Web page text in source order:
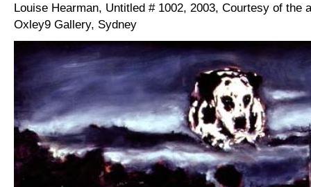
Louise Hearman, Untitled # 1002, 2003, Courtesy of the
Oxley9 Gallery, Sydney